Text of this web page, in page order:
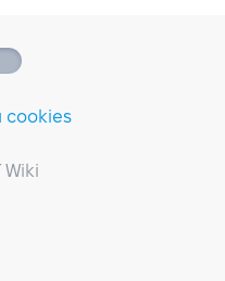
cookies
Wiki